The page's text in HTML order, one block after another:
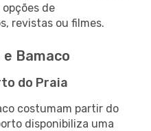
de
revistas ou filmes.
Bamaco
do Praia
costumam partir do
disponibiliza uma